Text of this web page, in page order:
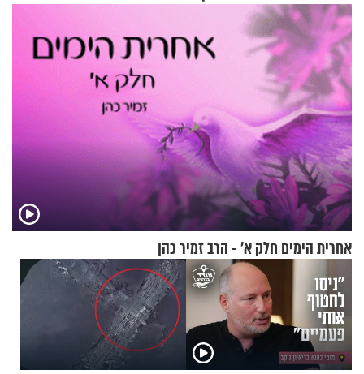
בתים
אחרית הימים חלק א’ - הרב זמיר כהן